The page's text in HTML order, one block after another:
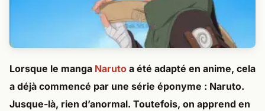
Lorsque le manga Naruto a été adapté en anime, cela
a déjà commencé par une série éponyme : Naruto.
Jusque-là, rien d’anormal. Toutefois, on apprend en